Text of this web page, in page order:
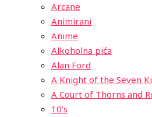
Arcane
Animirani
Anime
Alkoholna pića
Alan Ford
A Knight of the Seven
A Court of Thorns and
10’s